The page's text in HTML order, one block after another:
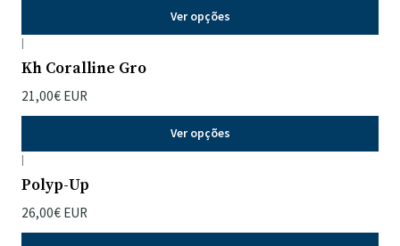
Ver opções
|
Kh Coralline Gro
21,00€ EUR
Ver opções
|
Polyp-Up
26,00€ EUR